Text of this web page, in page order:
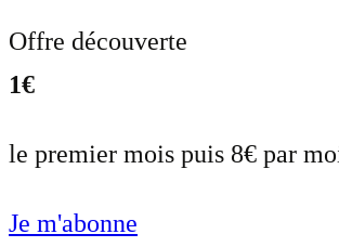
Offre découverte
1€
le premier mois puis 8€ par
Je m'abonne